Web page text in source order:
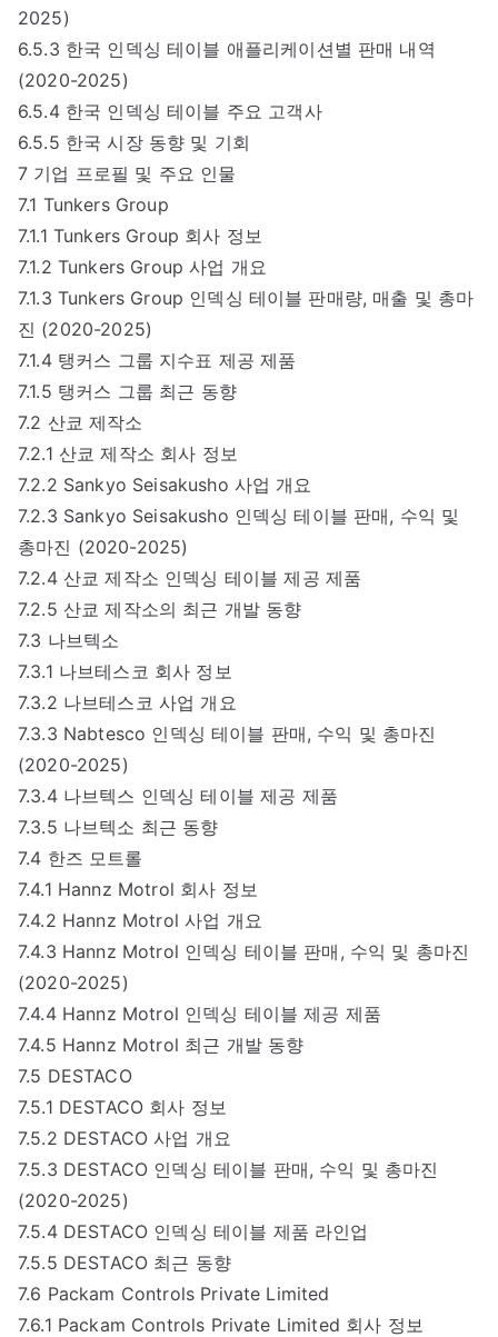
2025)
6.5.3 한국 인덱싱 테이블 애플리케이션별 판매 내역
(2020-2025)
6.5.4 한국 인덱싱 테이블 주요 고객사
6.5.5 한국 시장 동향 및 기회
7 기업 프로필 및 주요 인물
7.1 Tunkers Group
7.1.1 Tunkers Group 회사 정보
7.1.2 Tunkers Group 사업 개요
7.1.3 Tunkers Group 인덱싱 테이블 판매량, 매출 및 총마
진 (2020-2025)
7.1.4 탱커스 그룹 지수표 제공 제품
7.1.5 탱커스 그룹 최근 동향
7.2 산쿄 제작소
7.2.1 산쿄 제작소 회사 정보
7.2.2 Sankyo Seisakusho 사업 개요
7.2.3 Sankyo Seisakusho 인덱싱 테이블 판매, 수익 및
총마진 (2020-2025)
7.2.4 산쿄 제작소 인덱싱 테이블 제공 제품
7.2.5 산쿄 제작소의 최근 개발 동향
7.3 나브텍소
7.3.1 나브테스코 회사 정보
7.3.2 나브테스코 사업 개요
7.3.3 Nabtesco 인덱싱 테이블 판매, 수익 및 총마진
(2020-2025)
7.3.4 나브텍스 인덱싱 테이블 제공 제품
7.3.5 나브텍소 최근 동향
7.4 한즈 모트롤
7.4.1 Hannz Motrol 회사 정보
7.4.2 Hannz Motrol 사업 개요
7.4.3 Hannz Motrol 인덱싱 테이블 판매, 수익 및 총마진
(2020-2025)
7.4.4 Hannz Motrol 인덱싱 테이블 제공 제품
7.4.5 Hannz Motrol 최근 개발 동향
7.5 DESTACO
7.5.1 DESTACO 회사 정보
7.5.2 DESTACO 사업 개요
7.5.3 DESTACO 인덱싱 테이블 판매, 수익 및 총마진
(2020-2025)
7.5.4 DESTACO 인덱싱 테이블 제품 라인업
7.5.5 DESTACO 최근 동향
7.6 Packam Controls Private Limited
7.6.1 Packam Controls Private Limited 회사 정보